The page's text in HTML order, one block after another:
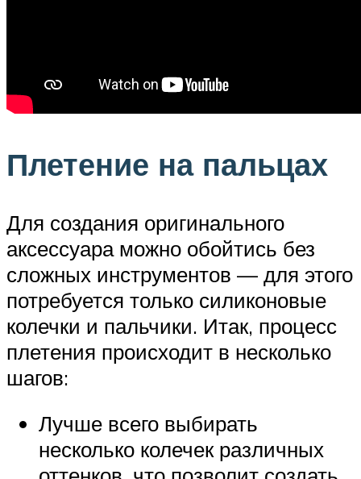
Плетение на пальцах
Для создания оригинального
аксессуара можно обойтись без
сложных инструментов — для этого
потребуется только силиконовые
колечки и пальчики. Итак, процесс
плетения происходит в несколько
шагов:
Лучше всего выбирать
несколько колечек различных